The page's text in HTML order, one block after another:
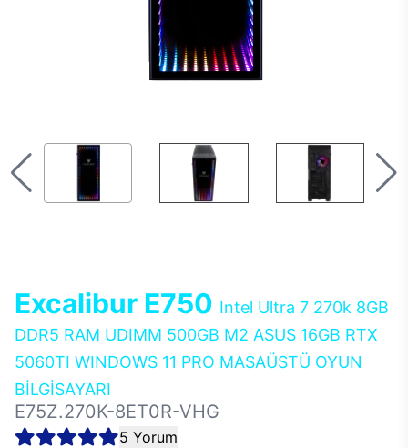
Excalibur E750 Intel Ultra 7 270k 8GB
DDR5 RAM UDIMM 500GB M2 ASUS 16GB RTX
5060TI WINDOWS 11 PRO MASAÜSTÜ OYUN
BİLGİSAYARI
E75Z.270K-8ET0R-VHG
5 Yorum